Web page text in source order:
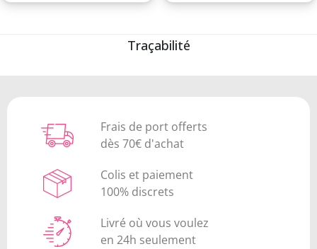
Traçabilité
Frais de port offerts
dès 70€ d'achat
Colis et paiement
100% discrets
Livré où vous voulez
en 24h seulement